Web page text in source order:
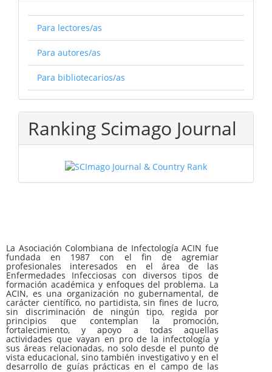
Para lectores/as
Para autores/as
Para bibliotecarios/as
Ranking Scimago Journal
La Asociación Colombiana de Infectología ACIN fue
fundada en 1987 con el fin de agremiar
profesionales interesados en el área de las
Enfermedades Infecciosas con diversos tipos de
formación académica y enfoques del problema. La
ACIN, es una organización no gubernamental, de
carácter científico, no partidista, sin fines de lucro,
sin discriminación de ningún tipo, regida por
principios que contemplan la promoción,
fortalecimiento, y apoyo a todas aquellas
actividades que vayan en pro de la infectología y
sus áreas relacionadas, no solo desde el punto de
vista educacional, sino también investigativo y en el
desarrollo de guías prácticas en el campo de las